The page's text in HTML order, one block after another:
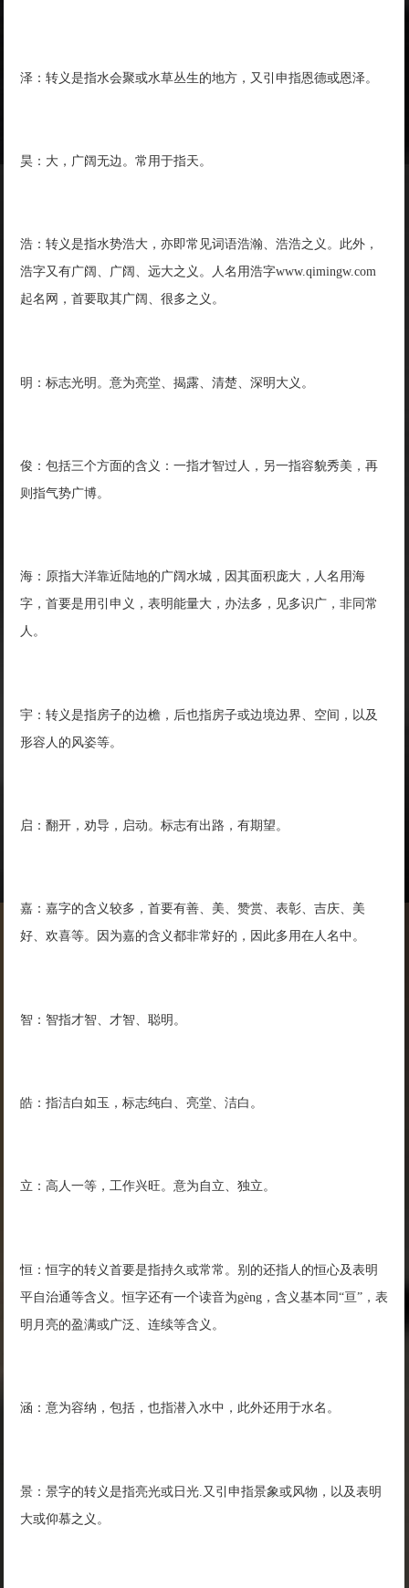
泽：转义是指水会聚或水草丛生的地方，又引申指恩德或恩泽。
昊：大，广阔无边。常用于指天。
浩：转义是指水势浩大，亦即常见词语浩瀚、浩浩之义。此外，
浩字又有广阔、广阔、远大之义。人名用浩字www.qimingw.com
起名网，首要取其广阔、很多之义。
明：标志光明。意为亮堂、揭露、清楚、深明大义。
俊：包括三个方面的含义：一指才智过人，另一指容貌秀美，再
则指气势广博。
海：原指大洋靠近陆地的广阔水城，因其面积庞大，人名用海
字，首要是用引申义，表明能量大，办法多，见多识广，非同常
人。
宇：转义是指房子的边檐，后也指房子或边境边界、空间，以及
形容人的风姿等。
启：翻开，劝导，启动。标志有出路，有期望。
嘉：嘉字的含义较多，首要有善、美、赞赏、表彰、吉庆、美
好、欢喜等。因为嘉的含义都非常好的，因此多用在人名中。
智：智指才智、才智、聪明。
皓：指洁白如玉，标志纯白、亮堂、洁白。
立：高人一等，工作兴旺。意为自立、独立。
恒：恒字的转义首要是指持久或常常。别的还指人的恒心及表明
平自治通等含义。恒字还有一个读音为gèng，含义基本同“亘”，表
明月亮的盈满或广泛、连续等含义。
涵：意为容纳，包括，也指潜入水中，此外还用于水名。
景：景字的转义是指亮光或日光.又引申指景象或风物，以及表明
大或仰慕之义。